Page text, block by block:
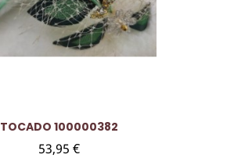
Vista rápida
TOCADO 100000382
53,95 €